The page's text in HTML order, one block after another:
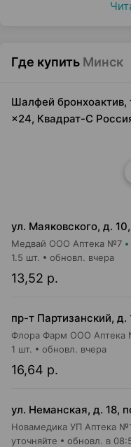
Где купить Минск
Шалфей бронхоактив,
×24, Квадрат-С
Медвай ООО Аптека №7
13,52 р.
1.5 шт. обновл. вчера
пр-т Партизанский,
Флора Фарм ООО Аптека
16,64 р.
1 шт. обновл. вчера
ул. Неманская, д. 18,
Новамедика УП Аптека
уточняйте обновл. в